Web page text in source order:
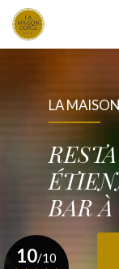
Aller
contenu
LA
BAR
10/10